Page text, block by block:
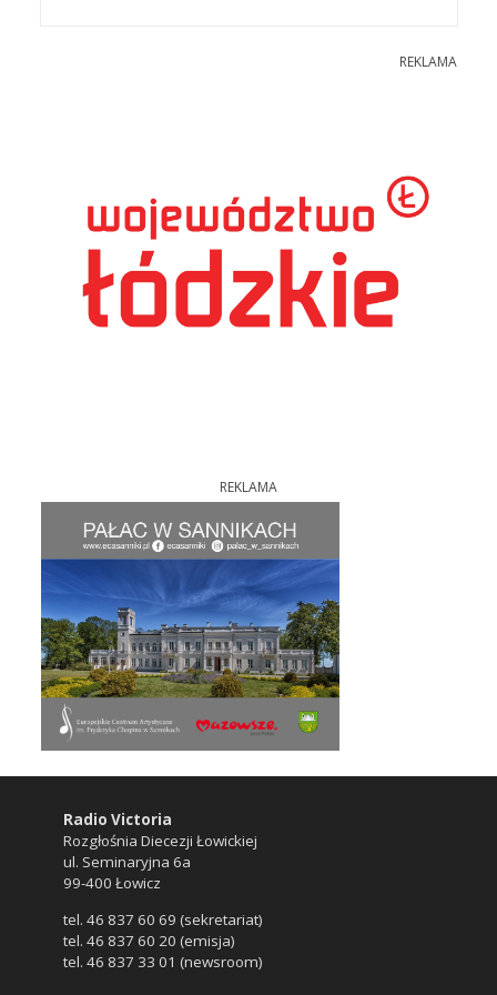
REKLAMA
REKLAMA
Radio Victoria
Rozgłośnia Diecezji Łowickiej
ul. Seminaryjna 6a
99-400 Łowicz
tel. 46 837 60 69 (sekretariat)
tel. 46 837 60 20 (emisja)
tel. 46 837 33 01 (newsroom)